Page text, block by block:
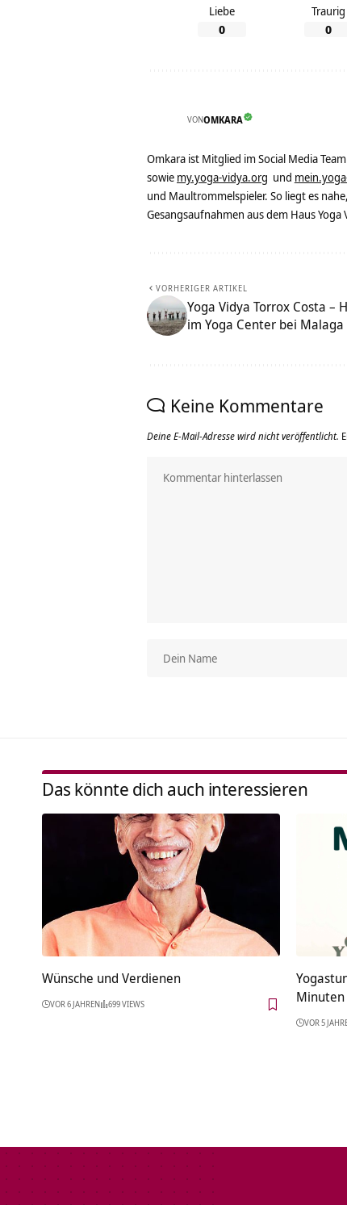
Liebe
0
Traurig
0
VONOMKARA
Omkara ist Mitglied im Social Media
sowie my.yoga-vidya.org und
und Maultrommelspieler. So liegt es
Gesangsaufnahmen aus dem Haus
VORHERIGER ARTIKEL
Yoga Vidya Torrox Costa –
im Yoga Center bei Malaga
Keine Kommentare
Deine E-Mail-Adresse wird nicht veröffentlicht.
Das könnte dich auch interessieren
Wünsche und Verdienen
VOR 6 JAHREN 699 VIEWS
Minuten
VOR 5